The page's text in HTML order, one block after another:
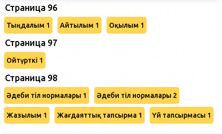
Страница 96
Тыңдалым 1 Айтылым 1 Оқылым 1
Страница 97
Ойтүрткі 1
Страница 98
Әдеби тіл нормалары 1 Әдеби тіл нормалары 2
Жазылым 1 Жағдаяттық тапсырма 1 Үй тапсырмасы 1